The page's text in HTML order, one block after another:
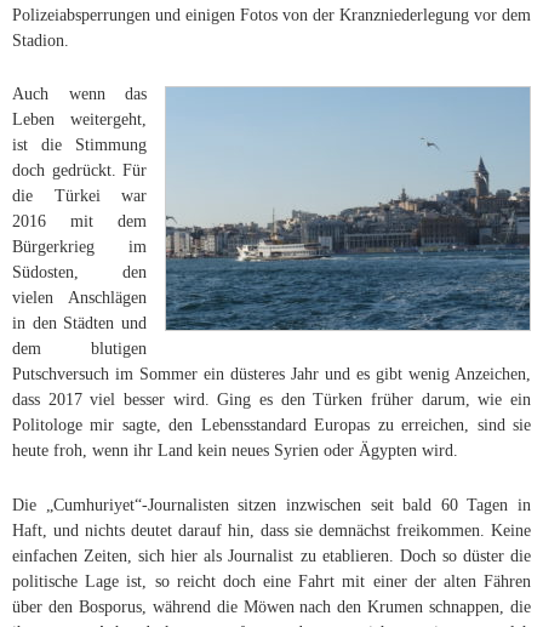
Polizeiabsperrungen und einigen Fotos von der Kranzniederlegung vor dem
Stadion.
Auch wenn das
Leben weitergeht,
ist die Stimmung
doch gedrückt. Für
die Türkei war
2016 mit dem
Bürgerkrieg im
Südosten, den
vielen Anschlägen
in den Städten und
dem blutigen
Putschversuch im Sommer ein düsteres Jahr und es gibt wenig Anzeichen,
dass 2017 viel besser wird. Ging es den Türken früher darum, wie ein
Politologe mir sagte, den Lebensstandard Europas zu erreichen, sind sie
heute froh, wenn ihr Land kein neues Syrien oder Ägypten wird.
Die „Cumhuriyet“-Journalisten sitzen inzwischen seit bald 60 Tagen in
Haft, und nichts deutet darauf hin, dass sie demnächst freikommen. Keine
einfachen Zeiten, sich hier als Journalist zu etablieren. Doch so düster die
politische Lage ist, so reicht doch eine Fahrt mit einer der alten Fähren
über den Bosporus, während die Möwen nach den Krumen schnappen, die